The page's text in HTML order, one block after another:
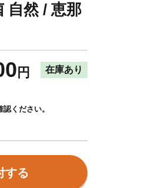
自然 / 恵那
円 在庫あり
認ください。
する